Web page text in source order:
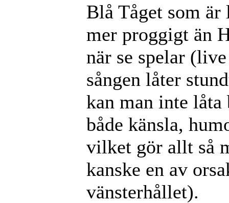
Blå Tåget som är
mer proggigt än
när se spelar
sången låter
kan man inte
både känsla,
vilket gör allt så
kanske en av
vänsterhållet).